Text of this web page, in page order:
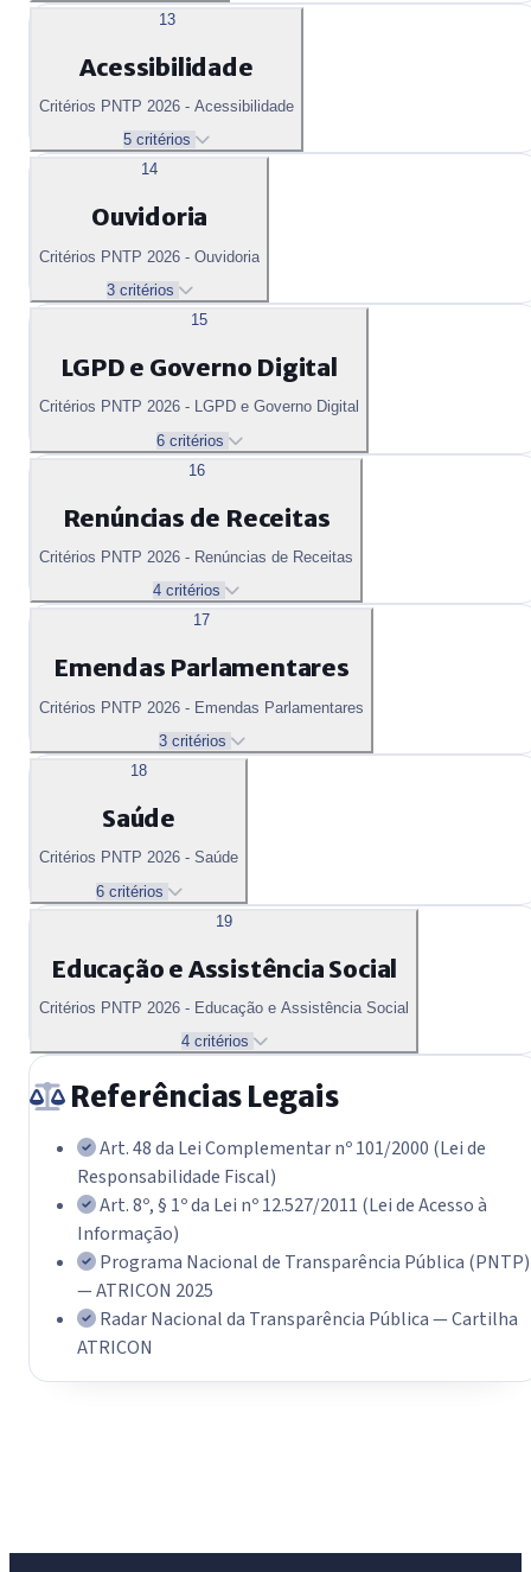
13
Acessibilidade
Critérios PNTP 2026 - Acessibilidade
5 critérios
14
Ouvidoria
Critérios PNTP 2026 - Ouvidoria
3 critérios
15
LGPD e Governo Digital
Critérios PNTP 2026 - LGPD e Governo Digital
6 critérios
16
Renúncias de Receitas
Critérios PNTP 2026 - Renúncias de Receitas
4 critérios
17
Emendas Parlamentares
Critérios PNTP 2026 - Emendas Parlamentares
3 critérios
18
Saúde
Critérios PNTP 2026 - Saúde
6 critérios
19
Educação e Assistência Social
Critérios PNTP 2026 - Educação e Assistência Social
4 critérios
Referências Legais
Art. 48 da Lei Complementar nº 101/2000 (Lei de
Responsabilidade Fiscal)
Art. 8º, § 1º da Lei nº 12.527/2011 (Lei de Acesso à
Informação)
Programa Nacional de Transparência Pública (PNTP)
— ATRICON 2025
Radar Nacional da Transparência Pública — Cartilha
ATRICON